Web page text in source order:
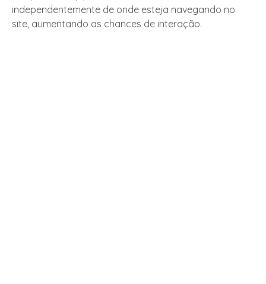
independentemente de onde esteja navegando no
site, aumentando as chances de interação.